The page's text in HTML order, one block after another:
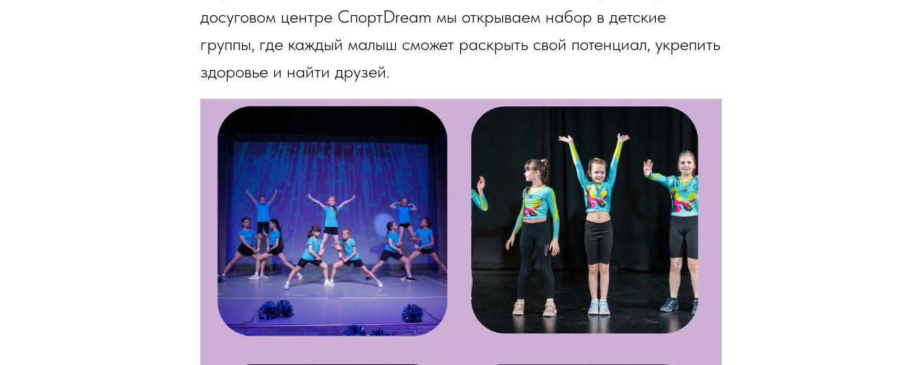
досуговом центре СпортDream мы открываем набор в детские
группы, где каждый малыш сможет раскрыть свой потенциал, укрепить
здоровье и найти друзей.